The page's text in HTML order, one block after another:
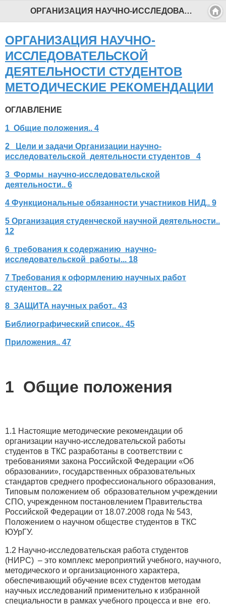
ОРГАНИЗАЦИЯ НАУЧНО-ИССЛЕДОВАТЕЛЬСКОЙ ДЕЯТЕЛЬНОСТИ СТУДЕНТОВ МЕТОДИЧЕСКИЕ РЕКОМЕНДАЦИИ - Профессиональный педагог
ОРГАНИЗАЦИЯ НАУЧНО-
ИССЛЕДОВАТЕЛЬСКОЙ
ДЕЯТЕЛЬНОСТИ СТУДЕНТОВ
МЕТОДИЧЕСКИЕ РЕКОМЕНДАЦИИ
ОГЛАВЛЕНИЕ
1 Общие положения.. 4
2 Цели и задачи Организации научно-
исследовательской деятельности студентов 4
3 Формы научно-исследовательской
деятельности.. 6
4 Функциональные обязанности участников НИД.. 9
5 Организация студенческой научной деятельности..
12
6 требования к содержанию научно-
исследовательской работы... 18
7 Требования к оформлению научных работ
студентов.. 22
8 ЗАЩИТА научных работ.. 43
Библиографический список.. 45
Приложения.. 47
1 Общие положения
1.1 Настоящие методические рекомендации об
организации научно-исследовательской работы
студентов в ТКС разработаны в соответствии с
требованиями закона Российской Федерации «Об
образовании», государственных образовательных
стандартов среднего профессионального образования,
Типовым положением об образовательном учреждении
СПО, учрежденном постановлением Правительства
Российской Федерации от 18.07.2008 года № 543,
Положением о научном обществе студентов в ТКС
ЮУрГУ.
1.2 Научно-исследовательская работа студентов
(НИРС) – это комплекс мероприятий учебного, научного,
методического и организационного характера,
обеспечивающий обучение всех студентов методам
научных исследований применительно к избранной
специальности в рамках учебного процесса и вне его.